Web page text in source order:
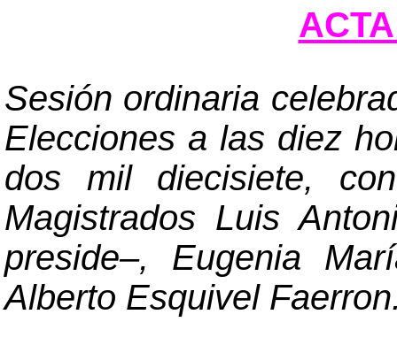
Sesión ordinaria
Elecciones a las diez
dos mil diecisiete,
Magistrados Luis
preside–, Eugenia
Alberto Esquivel